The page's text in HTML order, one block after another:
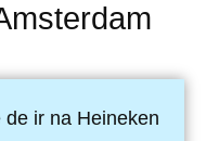
ir na Heineken